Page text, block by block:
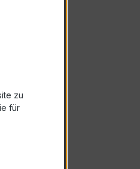
zu
für